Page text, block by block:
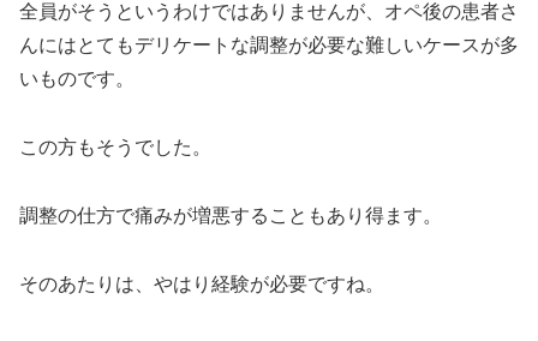
全員がそうというわけではありませんが、オペ後の患者さ
んにはとてもデリケートな調整が必要な難しいケースが多
いものです。
この方もそうでした。
調整の仕方で痛みが増悪することもあり得ます。
そのあたりは、やはり経験が必要ですね。